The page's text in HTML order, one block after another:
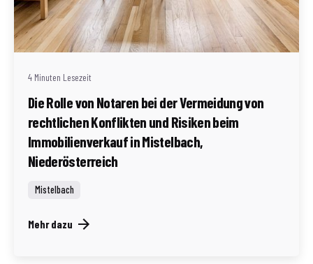
Geschrieben von
Redaktion Immofragen Bezirke: Mistelbach + Melk
(AT)
4 Minuten Lesezeit
Die Rolle von Notaren bei der Vermeidung von
rechtlichen Konflikten und Risiken beim
Immobilienverkauf in Mistelbach,
Niederösterreich
Mistelbach
Mehr dazu